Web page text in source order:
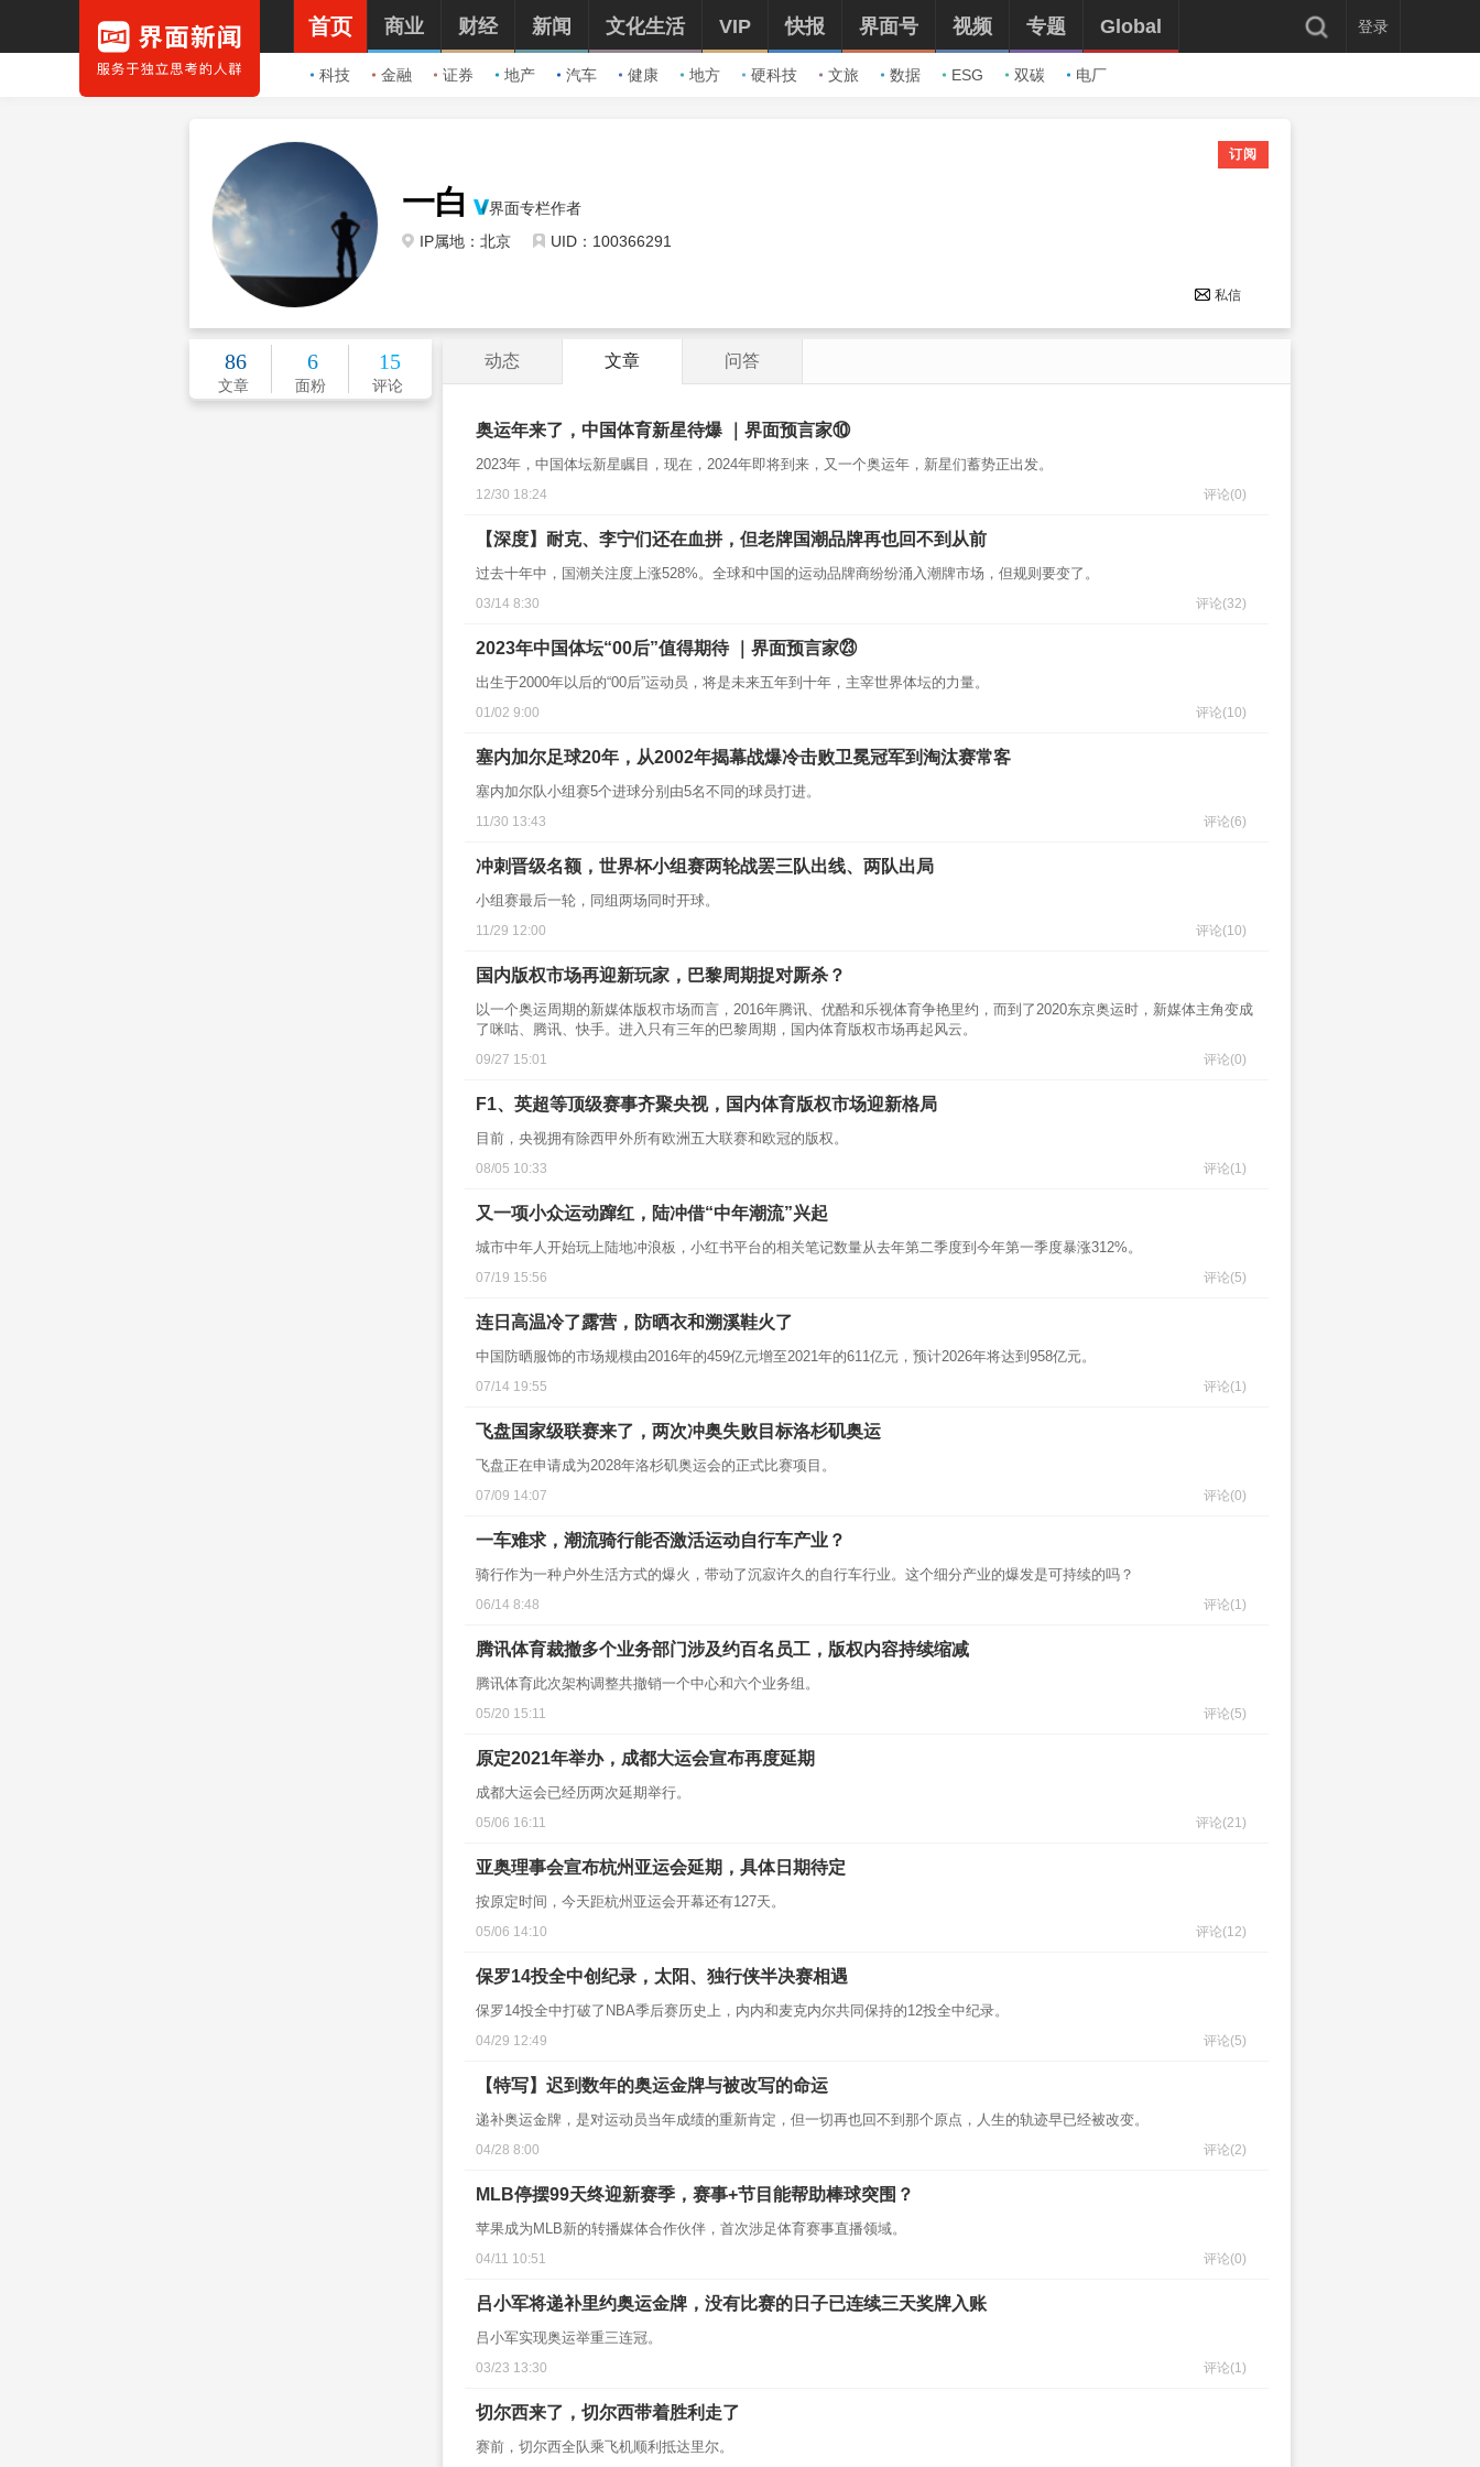
首页
科技 金融 证券 地产 汽车 健康 地方 硬科技 文旅 数据 ESG 双碳 电厂
商业 财经 新闻 文化生活 VIP 快报 界面号 视频 专题 Global 登录
一白
界面专栏作者
IP属地：北京
UID：100366291
订阅
私信
86
文章
6
面粉
15
评论
动态 文章 问答
奥运年来了，中国体育新星待爆 ｜界面预言家⑩
2023年，中国体坛新星瞩目，现在，2024年即将到来，又一个奥运年，新星们蓄势正出发。
12/30 18:24 评论(0)
【深度】耐克、李宁们还在血拼，但老牌国潮品牌再也回不到从前
过去十年中，国潮关注度上涨528%。全球和中国的运动品牌商纷纷涌入潮牌市场，但规则要变了。
03/14 8:30 评论(32)
2023年中国体坛“00后”值得期待 ｜界面预言家㉓
出生于2000年以后的“00后”运动员，将是未来五年到十年，主宰世界体坛的力量。
01/02 9:00 评论(10)
塞内加尔足球20年，从2002年揭幕战爆冷击败卫冕冠军到淘汰赛常客
塞内加尔队小组赛5个进球分别由5名不同的球员打进。
11/30 13:43 评论(6)
冲刺晋级名额，世界杯小组赛两轮战罢三队出线、两队出局
小组赛最后一轮，同组两场同时开球。
11/29 12:00 评论(10)
国内版权市场再迎新玩家，巴黎周期捉对厮杀？
以一个奥运周期的新媒体版权市场而言，2016年腾讯、优酷和乐视体育争艳里约，而到了2020东京奥运时，新媒体主角变成
了咪咕、腾讯、快手。进入只有三年的巴黎周期，国内体育版权市场再起风云。
09/27 15:01 评论(0)
F1、英超等顶级赛事齐聚央视，国内体育版权市场迎新格局
目前，央视拥有除西甲外所有欧洲五大联赛和欧冠的版权。
08/05 10:33 评论(1)
又一项小众运动蹿红，陆冲借“中年潮流”兴起
城市中年人开始玩上陆地冲浪板，小红书平台的相关笔记数量从去年第二季度到今年第一季度暴涨312%。
07/19 15:56 评论(5)
连日高温冷了露营，防晒衣和溯溪鞋火了
中国防晒服饰的市场规模由2016年的459亿元增至2021年的611亿元，预计2026年将达到958亿元。
07/14 19:55 评论(1)
飞盘国家级联赛来了，两次冲奥失败目标洛杉矶奥运
飞盘正在申请成为2028年洛杉矶奥运会的正式比赛项目。
07/09 14:07 评论(0)
一车难求，潮流骑行能否激活运动自行车产业？
骑行作为一种户外生活方式的爆火，带动了沉寂许久的自行车行业。这个细分产业的爆发是可持续的吗？
06/14 8:48 评论(1)
腾讯体育裁撤多个业务部门涉及约百名员工，版权内容持续缩减
腾讯体育此次架构调整共撤销一个中心和六个业务组。
05/20 15:11 评论(5)
原定2021年举办，成都大运会宣布再度延期
成都大运会已经历两次延期举行。
05/06 16:11 评论(21)
亚奥理事会宣布杭州亚运会延期，具体日期待定
按原定时间，今天距杭州亚运会开幕还有127天。
05/06 14:10 评论(12)
保罗14投全中创纪录，太阳、独行侠半决赛相遇
保罗14投全中打破了NBA季后赛历史上，内内和麦克内尔共同保持的12投全中纪录。
04/29 12:49 评论(5)
【特写】迟到数年的奥运金牌与被改写的命运
递补奥运金牌，是对运动员当年成绩的重新肯定，但一切再也回不到那个原点，人生的轨迹早已经被改变。
04/28 8:00 评论(2)
MLB停摆99天终迎新赛季，赛事+节目能帮助棒球突围？
苹果成为MLB新的转播媒体合作伙伴，首次涉足体育赛事直播领域。
04/11 10:51 评论(0)
吕小军将递补里约奥运金牌，没有比赛的日子已连续三天奖牌入账
吕小军实现奥运举重三连冠。
03/23 13:30 评论(1)
切尔西来了，切尔西带着胜利走了
赛前，切尔西全队乘飞机顺利抵达里尔。